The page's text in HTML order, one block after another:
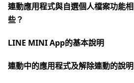
連動應用程式與自選個人檔案功能
些？
LINE MINI App的基本說明
連動中的應用程式及解除連動的說明